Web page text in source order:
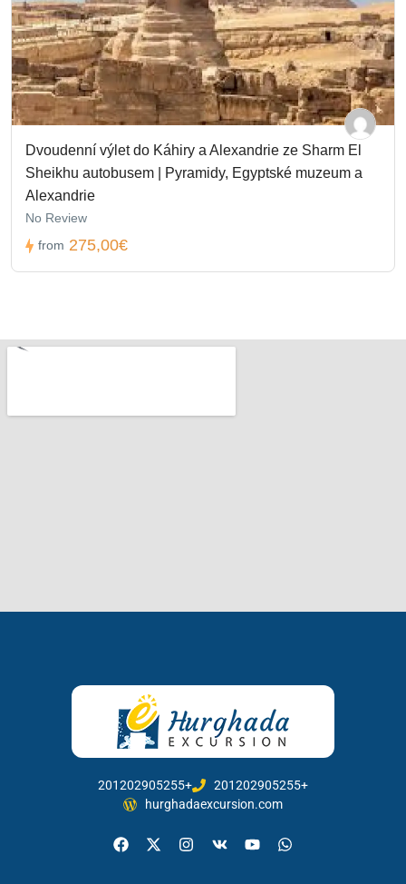
Dvoudenní výlet do Káhiry a Alexandrie ze Sharm El
Sheikhu autobusem | Pyramidy, Egyptské muzeum a
Alexandrie
No Review
from 275,00€
201202905255+
201202905255+
hurghadaexcursion.com